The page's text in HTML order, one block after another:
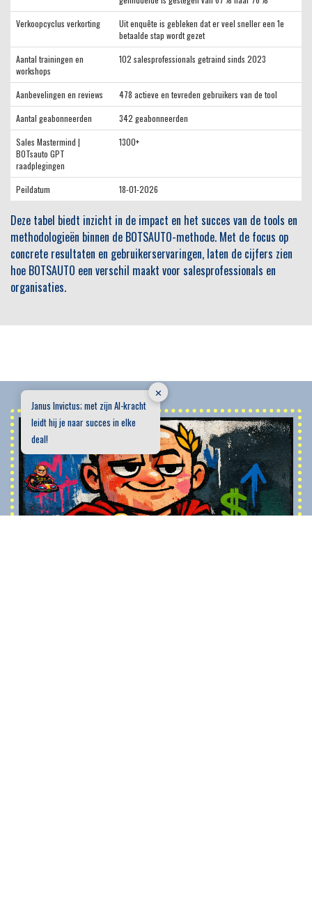
Verkoopcyclus verkorting
Uit enquête is gebleken dat er veel sneller een 1e
betaalde stap wordt gezet
Aantal trainingen en
workshops
102 salesprofessionals getraind sinds 2023
Aanbevelingen en reviews
478 actieve en tevreden gebruikers van de tool
Aantal geabonneerden
342 geabonneerden
Sales Mastermind |
BOTsauto GPT
raadplegingen
1300+
Peildatum 18-01-2026
Deze tabel biedt inzicht in de impact en het succes van de tools en
methodologieën binnen de BOTSAUTO-methode. Met de focus op
concrete resultaten en gebruikerservaringen, laten de cijfers zien
hoe BOTSAUTO een verschil maakt voor salesprofessionals en
organisaties.
✕
Janus Invictus; met zijn AI-kracht
leidt hij je naar succes in elke
deal!